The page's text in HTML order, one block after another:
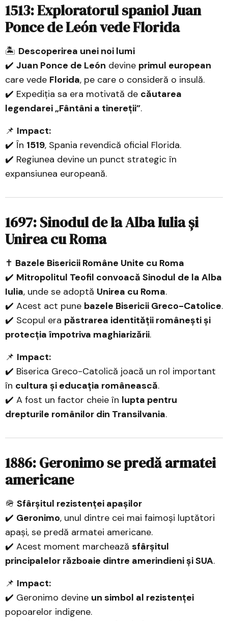
1513: Exploratorul spaniol Juan
Ponce de León vede Florida
🏝️ Descoperirea unei noi lumi
✔️ Juan Ponce de León devine primul european
care vede Florida, pe care o consideră o insulă.
✔️ Expediția sa era motivată de căutarea
legendarei „Fântâni a tinereții”.
📌 Impact:
✔️ În 1519, Spania revendică oficial Florida.
✔️ Regiunea devine un punct strategic în
expansiunea europeană.
1697: Sinodul de la Alba Iulia și
Unirea cu Roma
✝️ Bazele Bisericii Române Unite cu Roma
✔️ Mitropolitul Teofil convoacă Sinodul de la Alba
Iulia, unde se adoptă Unirea cu Roma.
✔️ Acest act pune bazele Bisericii Greco-Catolice.
✔️ Scopul era păstrarea identității românești și
protecția împotriva maghiarizării.
📌 Impact:
✔️ Biserica Greco-Catolică joacă un rol important
în cultura și educația românească.
✔️ A fost un factor cheie în lupta pentru
drepturile românilor din Transilvania.
1886: Geronimo se predă armatei
americane
🪖 Sfârșitul rezistenței apașilor
✔️ Geronimo, unul dintre cei mai faimoși luptători
apași, se predă armatei americane.
✔️ Acest moment marchează sfârșitul
principalelor războaie dintre amerindieni și SUA.
📌 Impact:
✔️ Geronimo devine un simbol al rezistenței
popoarelor indigene.